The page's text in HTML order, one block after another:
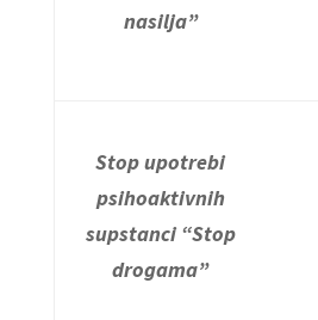
nasilja”
Stop upotrebi
psihoaktivnih
supstanci “Stop
drogama”